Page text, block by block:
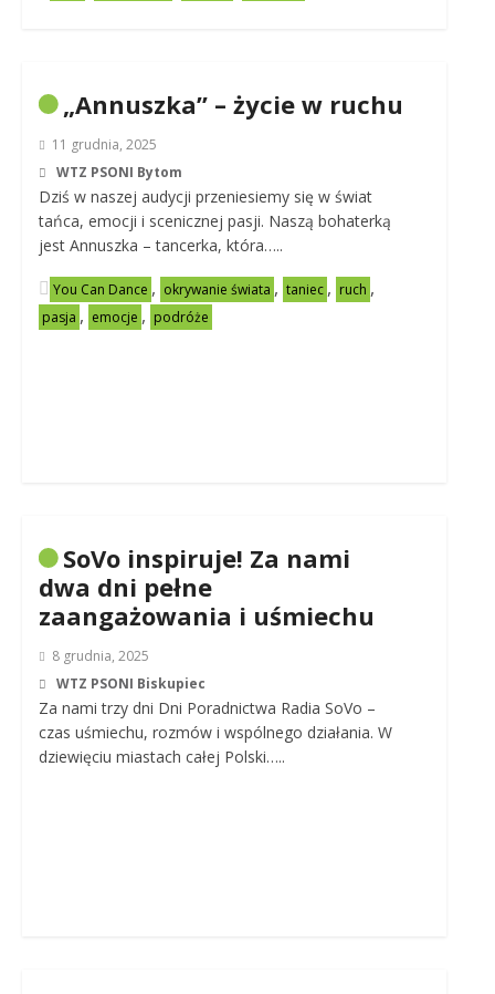
„Annuszka” – życie w ruchu
11 grudnia, 2025
WTZ PSONI Bytom
Dziś w naszej audycji przeniesiemy się w świat
tańca, emocji i scenicznej pasji. Naszą bohaterką
jest Annuszka – tancerka, która…..
You Can Dance , okrywanie świata , taniec , ruch ,
pasja , emocje , podróże
SoVo inspiruje! Za nami
dwa dni pełne
zaangażowania i uśmiechu
8 grudnia, 2025
WTZ PSONI Biskupiec
Za nami trzy dni Dni Poradnictwa Radia SoVo –
czas uśmiechu, rozmów i wspólnego działania. W
dziewięciu miastach całej Polski…..